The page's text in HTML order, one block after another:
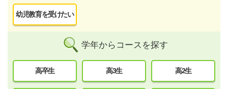
幼児教育を受けたい
学年からコースを探す
高卒生 高3生 高2生